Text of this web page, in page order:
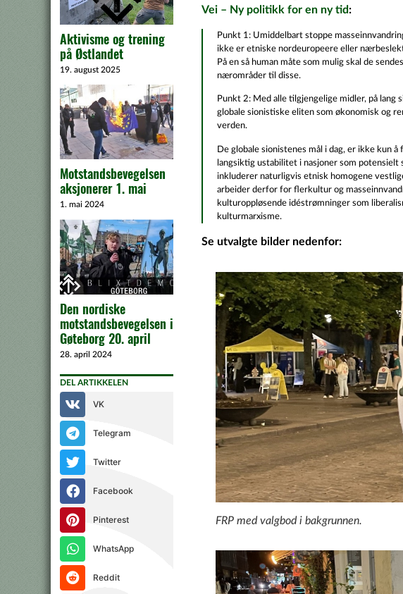
Aktivisme og trening
på Østlandet
19. august 2025
Motstandsbevegelsen
aksjonerer 1. mai
1. mai 2024
Den nordiske
motstandsbevegelsen i
Gøteborg 20. april
28. april 2024
DEL ARTIKKELEN
VK
Telegram
Twitter
Facebook
Pinterest
WhatsApp
Reddit
Vei – Ny politikk for en ny tid:
Punkt 1: Umiddelbart stoppe
ikke er etniske nordeuropeere eller
På en så human måte som mulig skal de
nærområder til disse.
Punkt 2: Med alle tilgjengelige midler, på lang
globale sionistiske eliten som økonomisk og
verden.
De globale sionistenes mål i dag, er ikke kun
langsiktig ustabilitet i nasjoner som
inkluderer naturligvis etnisk homogene
arbeider derfor for flerkultur og
kulturoppløsende idéstrømninger som
kulturmarxisme.
Se utvalgte bilder nedenfor:
FRP med valgbod i bakgrunnen.